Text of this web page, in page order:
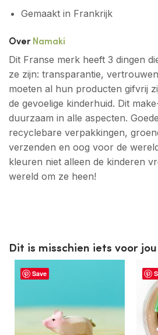
Gemaakt in Frankrijk
OverNamaki
Dit Franse merk heeft 3 dingen
ze zijn: transparantie,
moeten al hun producten gifvrij
de gevoelige kinderhuid. Dit
duurzaam in alle aspecten.
recyclebare verpakkingen,
verzenden en oog voor de
kleuren niet alleen de kinderen
wereld om ze heen!
Dit is misschien iets voor jou
Save